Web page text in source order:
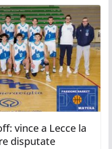
vince a Lecce la
disputate